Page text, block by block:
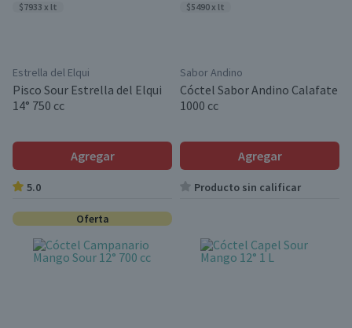
$7933 x lt
Estrella del Elqui
Pisco Sour Estrella del Elqui
14° 750 cc
Agregar
5.0
$5490 x lt
Sabor Andino
Cóctel Sabor Andino Calafate
1000 cc
Agregar
Producto sin calificar
Oferta